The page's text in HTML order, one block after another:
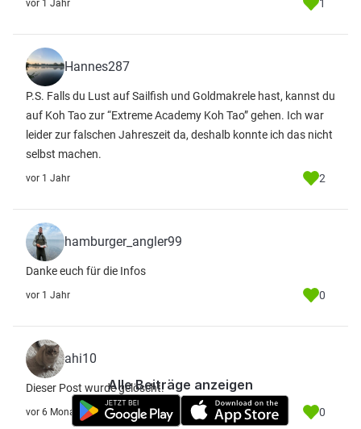
vor 1 Jahr 1
Hannes287
P.S. Falls du Lust auf Sailfish und Goldmakrele hast, kannst du
auf Koh Tao zur “Extreme Academy Koh Tao” gehen. Ich war
leider zur falschen Jahreszeit da, deshalb konnte ich das nicht
selbst machen.
vor 1 Jahr 2
hamburger_angler99
Danke euch für die Infos
vor 1 Jahr 0
ahi10
Dieser Post wurde gelöscht.
vor 6 Monate 0
Alle Beiträge anzeigen